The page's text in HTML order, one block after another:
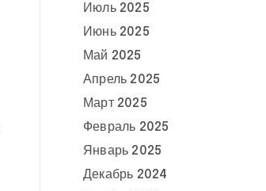
Июль 2025
Июнь 2025
Май 2025
Апрель 2025
Март 2025
Февраль 2025
Январь 2025
Декабрь 2024